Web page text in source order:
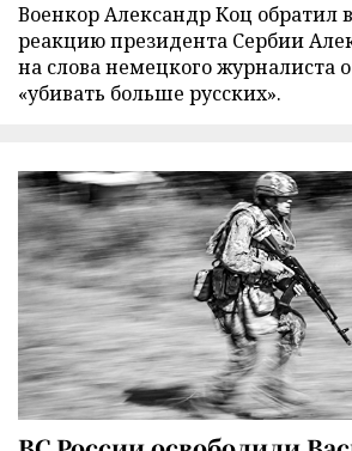
Военкор Александр Коц обратил
реакцию президента Сербии
на слова немецкого журналиста
«убивать больше русских».